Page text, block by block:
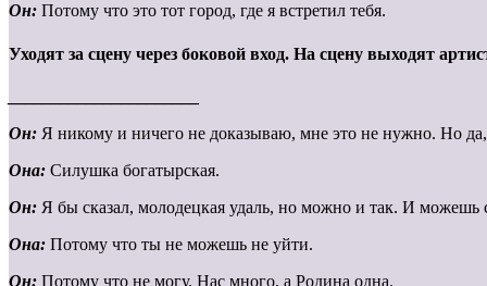
Он: Потому что это тот город, где я встретил тебя.
Уходят за сцену через боковой вход. На сцену выходят
Он: Я никому и ничего не доказываю, мне это не нужно. Но
Она: Силушка богатырская.
Он: Я бы сказал, молодецкая удаль, но можно и так. И можешь
Она: Потому что ты не можешь не уйти.
Он: Потому что не могу. Нас много, а Родина одна.